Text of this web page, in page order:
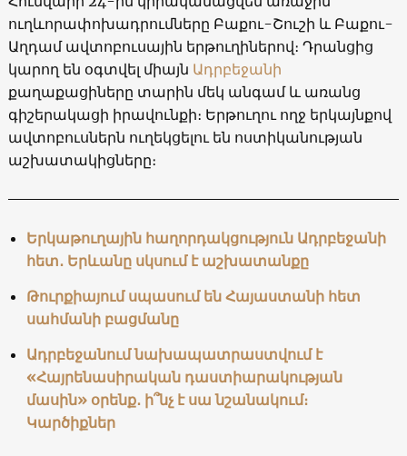
ուղևորափոխադրումները Բաքու-Շուշի և Բաքու-
Աղդամ ավտոբուսային երթուղիներով։ Դրանցից
կարող են օգտվել միայն Ադրբեջանի
քաղաքացիները տարին մեկ անգամ և առանց
գիշերակացի իրավունքի։ Երթուղու ողջ երկայնքով
ավտոբուսներն ուղեկցելու են ոստիկանության
աշխատակիցները։
Երկաթուղային հաղորդակցություն Ադրբեջանի
հետ․ Երևանը սկսում է աշխատանքը
Թուրքիայում սպասում են Հայաստանի հետ
սահմանի բացմանը
Ադրբեջանում նախապատրաստվում է
«Հայրենասիրական դաստիարակության
մասին» օրենք․ ի՞նչ է սա նշանակում։
Կարծիքներ